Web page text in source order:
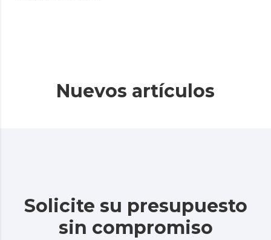
Nuevos artículos
Solicite su presupuesto
sin compromiso